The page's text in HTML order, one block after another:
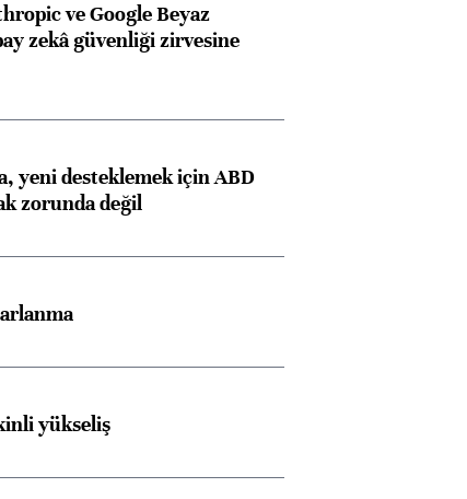
ve Google Beyaz
zekâ güvenliği zirvesine
yeni desteklemek için ABD
zorunda değil
yükseliş